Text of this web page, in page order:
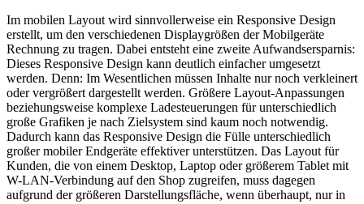
Im mobilen Layout wird sinnvollerweise ein Responsive Design
erstellt, um den verschiedenen Displaygrößen der Mobilgeräte
Rechnung zu tragen. Dabei entsteht eine zweite Aufwandsersparnis:
Dieses Responsive Design kann deutlich einfacher umgesetzt
werden. Denn: Im Wesentlichen müssen Inhalte nur noch verkleinert
oder vergrößert dargestellt werden. Größere Layout-Anpassungen
beziehungsweise komplexe Ladesteuerungen für unterschiedlich
große Grafiken je nach Zielsystem sind kaum noch notwendig.
Dadurch kann das Responsive Design die Fülle unterschiedlich
großer mobiler Endgeräte effektiver unterstützen. Das Layout für
Kunden, die von einem Desktop, Laptop oder größerem Tablet mit
W-LAN-Verbindung auf den Shop zugreifen, muss dagegen
aufgrund der größeren Darstellungsfläche, wenn überhaupt, nur in